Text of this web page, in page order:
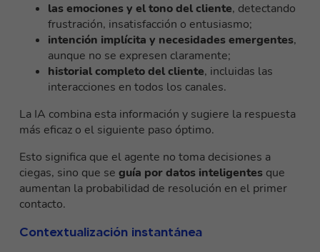
las emociones y el tono del cliente, detectando
frustración, insatisfacción o entusiasmo;
intención implícita y necesidades emergentes,
aunque no se expresen claramente;
historial completo del cliente, incluidas las
interacciones en todos los canales.
La IA combina esta información y sugiere la respuesta
más eficaz o el siguiente paso óptimo.
Esto significa que el agente no toma decisiones a
ciegas, sino que se guía por datos inteligentes que
aumentan la probabilidad de resolución en el primer
contacto.
Contextualización instantánea